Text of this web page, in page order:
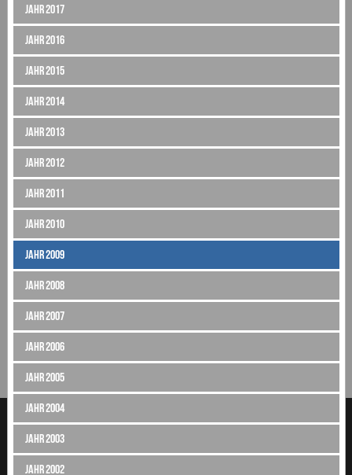
Jahr 2017
Jahr 2016
Jahr 2015
Jahr 2014
Jahr 2013
Jahr 2012
Jahr 2011
Jahr 2010
Jahr 2009
Jahr 2008
Jahr 2007
Jahr 2006
Jahr 2005
Jahr 2004
Jahr 2003
Jahr 2002